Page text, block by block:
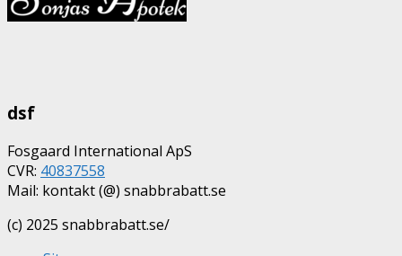
dsf
Fosgaard International ApS
CVR: 40837558
Mail: kontakt (@) snabbrabatt.se
(c) 2025 snabbrabatt.se/